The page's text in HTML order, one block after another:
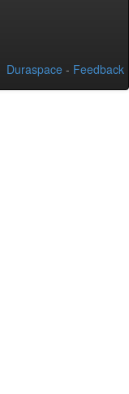
Duraspace - Feedback